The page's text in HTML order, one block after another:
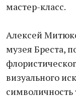
мастер-класс.
Алексей
музея Бреста,
визуального
символичность